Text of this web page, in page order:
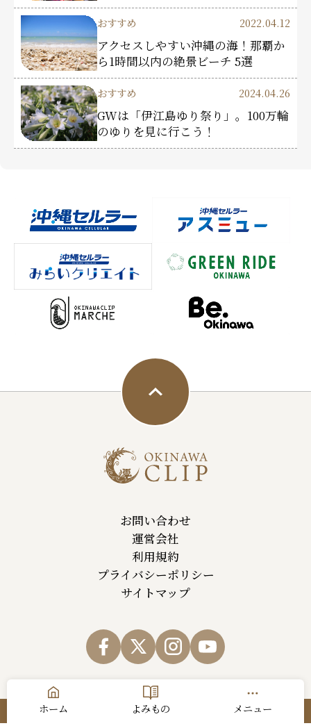
おすすめ 2022.04.12
アクセスしやすい沖縄の海！那覇か
ら1時間以内の絶景ビーチ 5選
おすすめ 2024.04.26
GWは「伊江島ゆり祭り」。100万輪
のゆりを見に行こう！
ホーム よみもの メニュー
お問い合わせ
運営会社
利用規約
プライバシーポリシー
サイトマップ